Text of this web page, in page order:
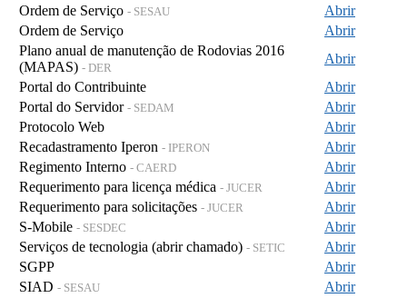
Ordem de Serviço - SESAU
Abrir
Ordem de Serviço
Abrir
Plano anual de manutenção de Rodovias 2016
(MAPAS) - DER
Abrir
Portal do Contribuinte
Abrir
Portal do Servidor - SEDAM
Abrir
Protocolo Web
Abrir
Recadastramento Iperon - IPERON
Abrir
Regimento Interno - CAERD
Abrir
Requerimento para licença médica - JUCER
Abrir
Requerimento para solicitações - JUCER
Abrir
S-Mobile - SESDEC
Abrir
Serviços de tecnologia (abrir chamado) - SETIC
Abrir
SGPP
Abrir
SIAD - SESAU
Abrir